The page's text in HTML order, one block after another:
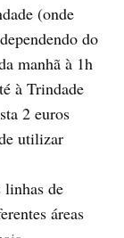
(onde
do
manhã à 1h
à Trindade
2 euros
utilizar
linhas de
áreas